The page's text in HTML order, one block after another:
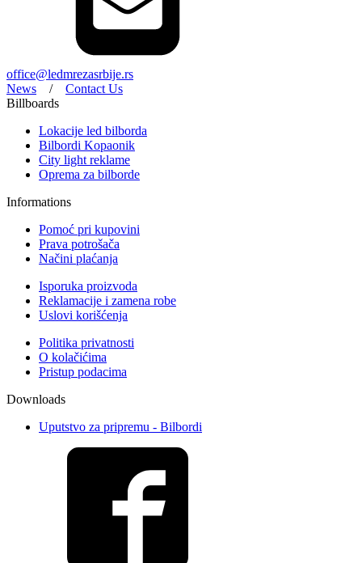
office@ledmrezasrbije.rs
News / Contact Us
Billboards
Lokacije led bilborda
Bilbordi Kopaonik
City light reklame
Oprema za bilborde
Informations
Pomoć pri kupovini
Prava potrošača
Načini plaćanja
Isporuka proizvoda
Reklamacije i zamena robe
Uslovi korišćenja
Politika privatnosti
O kolačićima
Pristup podacima
Downloads
Uputstvo za pripremu - Bilbordi